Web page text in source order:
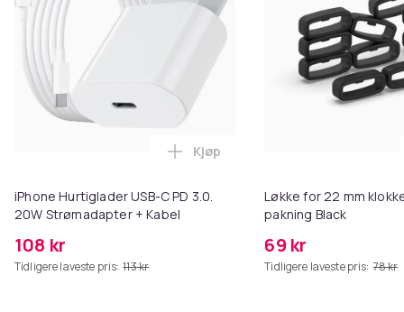
iPhone Hurtiglader USB-C PD 3.0.
20W Strømadapter + Kabel
108 kr
Tidligere laveste pris: 113 kr
Legg iPhone Hurtiglader USB-C
Kjøp
Løkke for 22 mm
pakning Black
69 kr
Tidligere laveste pris: 78 kr